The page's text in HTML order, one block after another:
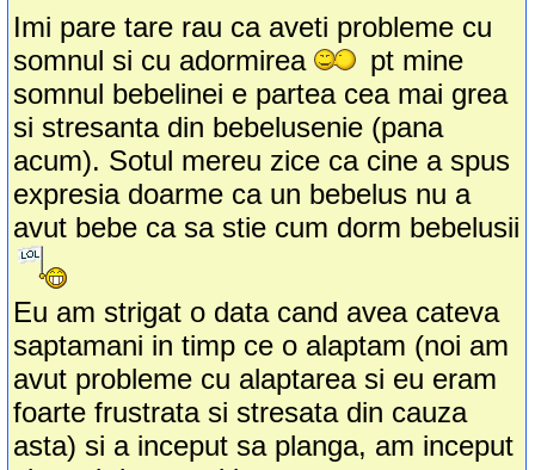
Imi pare tare rau ca aveti probleme cu
somnul si cu adormirea
pt mine
somnul bebelinei e partea cea mai grea
si stresanta din bebelusenie (pana
acum). Sotul mereu zice ca cine a spus
expresia doarme ca un bebelus nu a
avut bebe ca sa stie cum dorm bebelusii
Eu am strigat o data cand avea cateva
saptamani in timp ce o alaptam (noi am
avut probleme cu alaptarea si eu eram
foarte frustrata si stresata din cauza
asta) si a inceput sa planga, am inceput